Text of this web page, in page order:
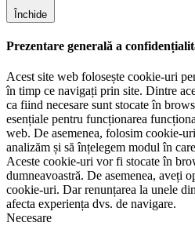
Închide
Prezentare generală a
Acest site web folosește cookie-uri
în timp ce navigați prin site. Dintre
ca fiind necesare sunt stocate în
esențiale pentru funcționarea
web. De asemenea, folosim cookie-
analizăm și să înțelegem modul în
Aceste cookie-uri vor fi stocate în
dumneavoastră. De asemenea, aveți
cookie-uri. Dar renunțarea la unele
afecta experiența dvs. de navigare.
Necesare